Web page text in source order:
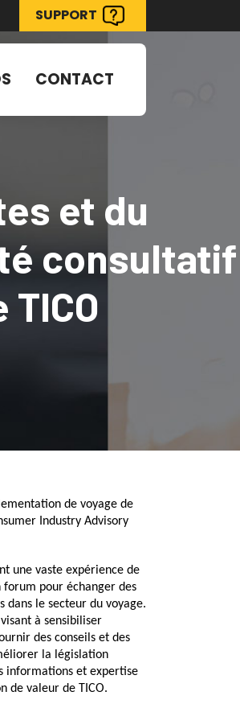
SUPPORT
CONTACT
et du
consultatif
de voyage de
Industry Advisory
une vaste expérience de
forum pour échanger des
le secteur du voyage.
à sensibiliser
des conseils et des
la législation
informations et expertise
de valeur de TICO.